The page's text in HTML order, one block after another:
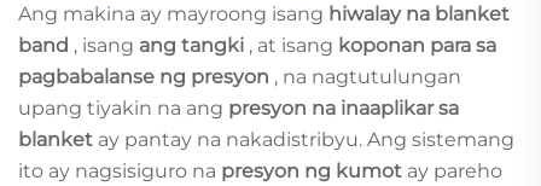
Ang makina ay mayroong isang hiwalay na blanket
band , isang ang tangki , at isang koponan para sa
pagbabalanse ng presyon , na nagtutulungan
upang tiyakin na ang presyon na inaaplikar sa
blanket ay pantay na nakadistribyu. Ang sistemang
ito ay nagsisiguro na presyon ng kumot ay pareho